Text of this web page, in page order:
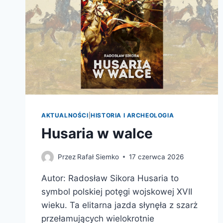
AKTUALNOŚCI |HISTORIA I ARCHEOLOGIA
Husaria w walce
Przez Rafał Siemko 17 czerwca 2026
Autor: Radosław Sikora Husaria to
symbol polskiej potęgi wojskowej XVII
wieku. Ta elitarna jazda słynęła z szarż
przełamujących wielokrotnie